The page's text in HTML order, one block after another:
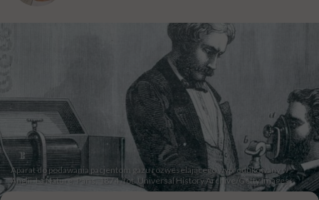
Aparat do podawania pacjentom gazu rozweselającego wyprodukowany w
Anglii. La Nature, Paris, 1874 /fot. Universal History Archive/Getty Images